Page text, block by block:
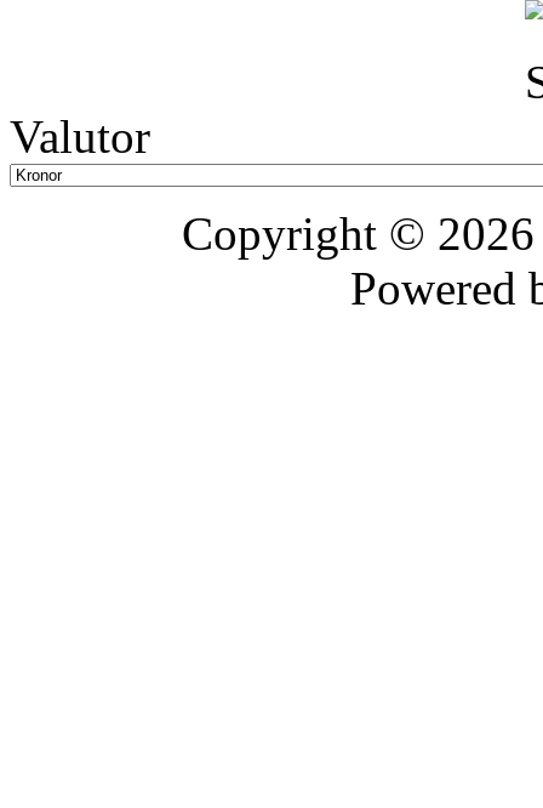
Valutor
Copyright ©
Powered